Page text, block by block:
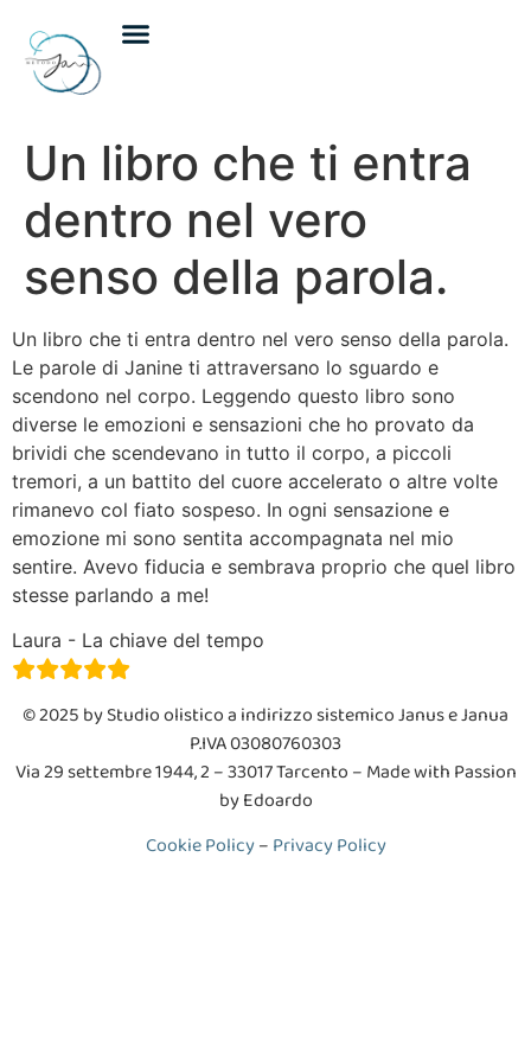
Un libro che ti entra
dentro nel vero
senso della parola.
Un libro che ti entra dentro nel vero senso della parola.
Le parole di Janine ti attraversano lo sguardo e
scendono nel corpo. Leggendo questo libro sono
diverse le emozioni e sensazioni che ho provato da
brividi che scendevano in tutto il corpo, a piccoli
tremori, a un battito del cuore accelerato o altre volte
rimanevo col fiato sospeso. In ogni sensazione e
emozione mi sono sentita accompagnata nel mio
sentire. Avevo fiducia e sembrava proprio che quel libro
stesse parlando a me!
Laura - La chiave del tempo
© 2025 by Studio olistico a indirizzo sistemico Janus e Janua
P.IVA 03080760303
Via 29 settembre 1944, 2 – 33017 Tarcento – Made with Passion
by Edoardo
Cookie Policy– Privacy Policy